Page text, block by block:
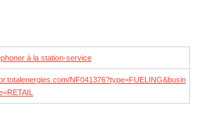
à la station-service
NF041376?type=FUELING&busin